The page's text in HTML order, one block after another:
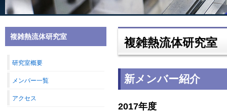
複雑熱流体研究室
研究室概要
メンバー一覧
アクセス
複雑熱流体研究室
新メンバー紹介
2017年度